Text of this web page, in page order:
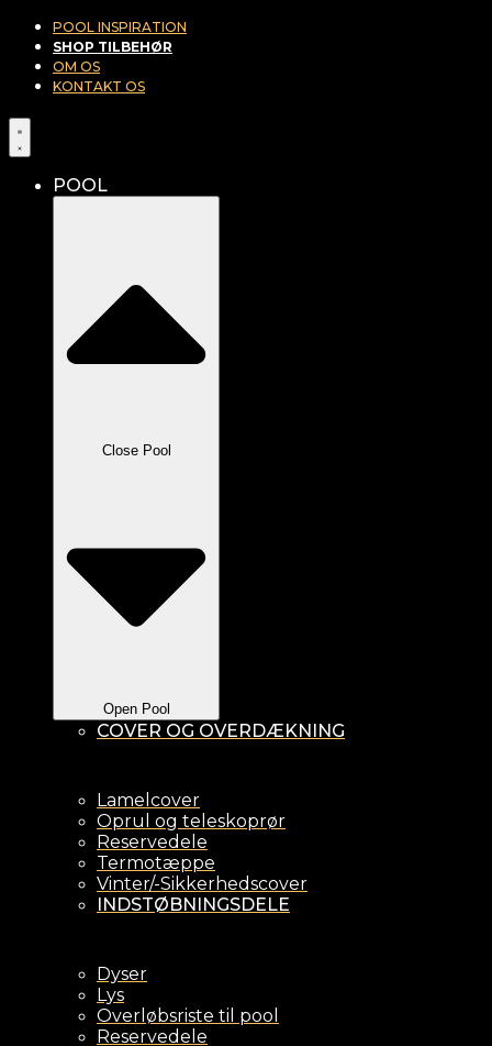
POOL INSPIRATION
SHOP TILBEHØR
OM OS
KONTAKT OS
POOL
Close Pool
Open Pool
COVER OG OVERDÆKNING
Lamelcover
Oprul og teleskoprør
Reservedele
Termotæppe
Vinter/-Sikkerhedscover
INDSTØBNINGSDELE
Dyser
Lys
Overløbsriste til pool
Reservedele